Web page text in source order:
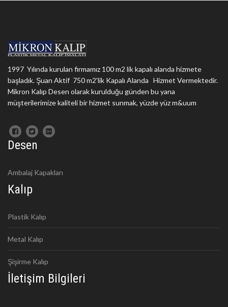
1997 Yılında kurulan firmamız 100 m2 lik kapalı alanda hizmete
başladık. Şuan Aktif 750 m2'lik Kapalı Alanda Hizmet Vermektedir.
Mikron Kalıp Desen olarak kurulduğu günden bu yana
müşterilerimize kaliteli bir hizmet sunmak, yüzde yüz m&uum
Desen
Ambalaj Kapakları
Kalıp
Plastik Kalıp
Metal Kalıp
Şişirme Kalıp
İletişim Bilgileri